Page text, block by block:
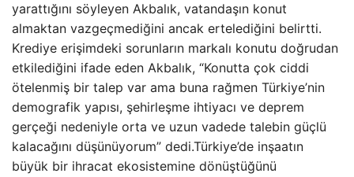
yarattığını söyleyen Akbalık, vatandaşın konut
almaktan vazgeçmediğini ancak ertelediğini belirtti.
Krediye erişimdeki sorunların markalı konutu doğrudan
etkilediğini ifade eden Akbalık, “Konutta çok ciddi
ötelenmiş bir talep var ama buna rağmen Türkiye’nin
demografik yapısı, şehirleşme ihtiyacı ve deprem
gerçeği nedeniyle orta ve uzun vadede talebin güçlü
kalacağını düşünüyorum” dedi.Türkiye’de inşaatın
büyük bir ihracat ekosistemine dönüştüğünü